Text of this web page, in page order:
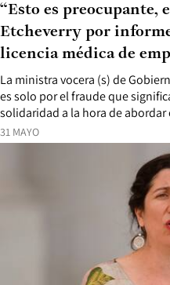
31 MAYO
La ministra vocera (s) de
es solo por el fraude que
solidaridad a la hora de abordar
“Esto es preocupante,
Etcheverry por
licencia médica de